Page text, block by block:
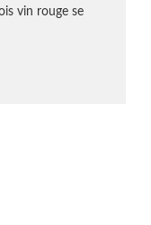
vin rouge se